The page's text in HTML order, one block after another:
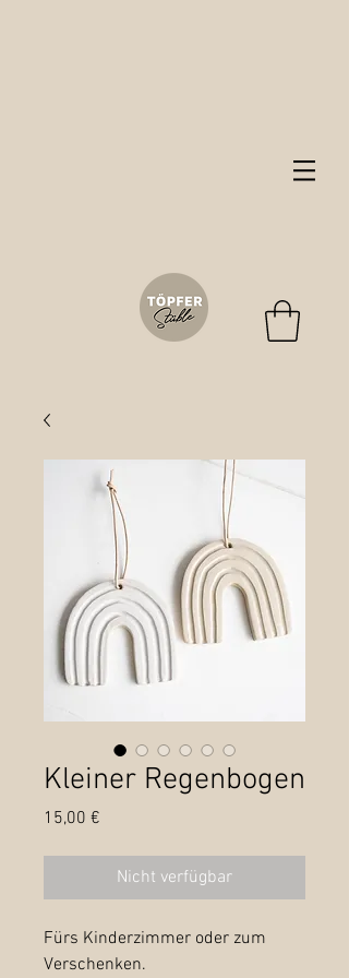
Kleiner Regenbogen
15,00 €
Nicht verfügbar
Fürs Kinderzimmer oder zum
Verschenken.